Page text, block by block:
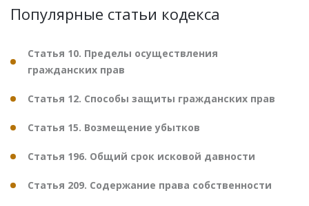
Популярные статьи кодекса
Статья 10. Пределы осуществления
гражданских прав
Статья 12. Способы защиты гражданских прав
Статья 15. Возмещение убытков
Статья 196. Общий срок исковой давности
Статья 209. Содержание права собственности